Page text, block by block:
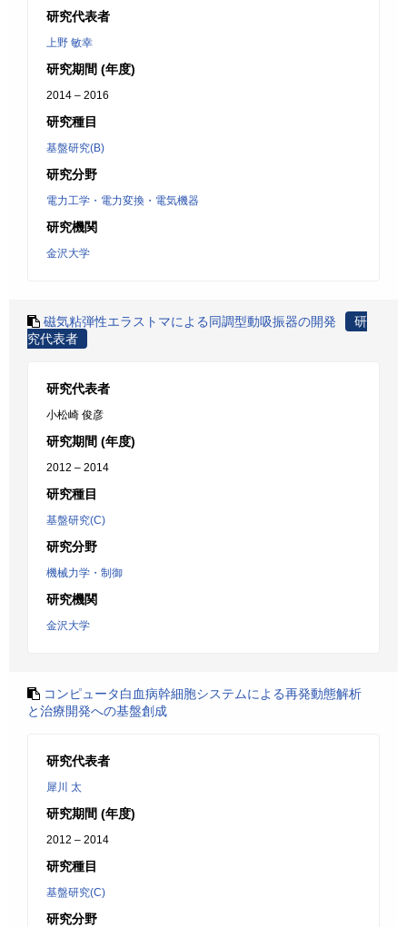
研究代表者
上野 敏幸
研究期間 (年度)
2014 – 2016
研究種目
基盤研究(B)
研究分野
電力工学・電力変換・電気機器
研究機関
金沢大学
磁気粘弾性エラストマによる同調型動吸振器の開発
研
究代表者
研究代表者
小松崎 俊彦
研究期間 (年度)
2012 – 2014
研究種目
基盤研究(C)
研究分野
機械力学・制御
研究機関
金沢大学
コンピュータ白血病幹細胞システムによる再発動態解析
と治療開発への基盤創成
研究代表者
犀川 太
研究期間 (年度)
2012 – 2014
研究種目
基盤研究(C)
研究分野